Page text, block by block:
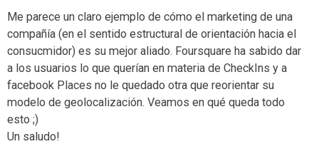
Me parece un claro ejemplo de cómo el marketing de una
compañía (en el sentido estructural de orientación hacia el
consucmidor) es su mejor aliado. Foursquare ha sabido dar
a los usuarios lo que querían en materia de CheckIns y a
facebook Places no le quedado otra que reorientar su
modelo de geolocalización. Veamos en qué queda todo
esto ;)
Un saludo!